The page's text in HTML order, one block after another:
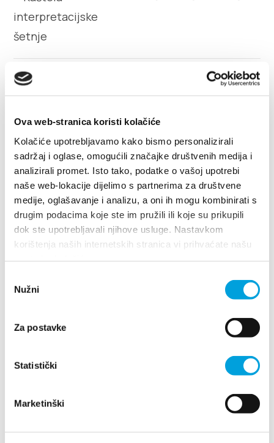
Ova web-stranica koristi kolačiće
Kolačiće upotrebljavamo kako bismo personalizirali
sadržaj i oglase, omogućili značajke društvenih medija i
analizirali promet. Isto tako, podatke o vašoj upotrebi
naše web-lokacije dijelimo s partnerima za društvene
medije, oglašavanje i analizu, a oni ih mogu kombinirati s
drugim podacima koje ste im pružili ili koje su prikupili
dok ste upotrebljavali njihove usluge. Nastavkom
korištenja naših internetskih stranica vi prihvaćate našu
pristanka
Nužni
Za postavke
Statistički
Marketinški
Turistički ured
hr
+385 21 227 933
info@kastela-info.hr
Kutak za iznajmljivače
13. FESTIVAL ŠALŠE I SALSE 2023
21216 Kaštel Stari, Hrvatska
Upute